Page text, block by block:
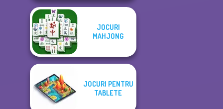
JOCURI
MAHJONG
JOCURI PENTRU
TABLETE